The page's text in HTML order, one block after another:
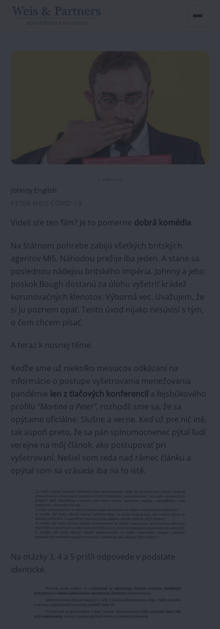
3. mája 2024
Johnny English
PETER WEIS COVID-19
Videli ste ten film? Je to pomerne dobrá komédia.
Na štátnom pohrebe zabijú všetkých britských
agentov MI5. Náhodou prežije iba jeden. A stane sa
poslednou nádejou britského impéria. Johnny a jeho
poskok Bough dostanú za úlohu vyšetriť krádež
korunovačných klenotov. Výborná vec. Uvažujem, že
si ju pozriem opäť. Tento úvod nijako nesúvisí s tým,
o čom chcem písať.
A teraz k nosnej téme.
Keďže sme už niekoľko mesiacov odkázaní na
informácie o postupe vyšetrovania menežovania
pandémie len z tlačových konferenciía fejsbúkového
profilu “Martina a Peter”, rozhodli sme sa, že sa
opýtame oficiálne. Slušne a vecne. Keď už pre nič iné,
tak aspoň preto, že sa pán splnomocnenec pýtal ľudí
verejne na môj článok, ako postupovať pri
vyšetrovaní. Nešiel som teda nad rámec článku a
opýtal som sa vzásade iba na to isté.
Na otázky 3, 4 a 5 prišli odpovede v podstate
identické.